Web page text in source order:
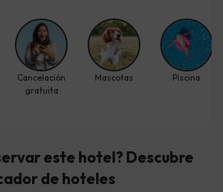
Cancelación
gratuita
Mascotas Piscina
este hotel? Descubre
de hoteles